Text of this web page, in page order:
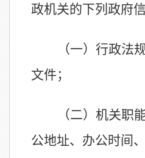
政机关的下列政府信
（一）行政法
文件；
（二）机关职
公地址、办公时间